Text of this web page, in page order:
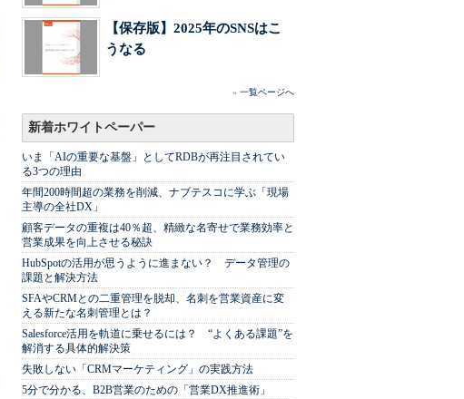
【保存版】2025年のSNSはこ
うなる
» 一覧ページへ
新着ホワイトペーパー
いま「AIの重要な基盤」としてRDBが再注目されてい
る3つの理由
年間200時間超の業務を削減、ナブテスコに学ぶ「現場
主導の全社DX」
顧客データの重複は40％超、精緻な名寄せで業務効率と
営業成果を向上させる秘訣
HubSpotの活用が思うように進まない？ データ管理の
課題と解決方法
SFAやCRMとの二重管理を脱却、名刺を営業資産に変
える新たな名刺管理とは？
Salesforce活用を軌道に乗せるには？ “よくある課題”を
解消する具体的解決策
失敗しない「CRMマーケティング」の実践方法
5分で分かる、B2B営業のための「営業DX推進術」